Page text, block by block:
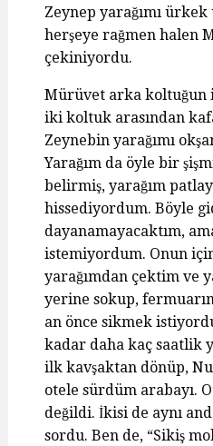
Zeynep yarağımı
herşeye rağmen halen
çekiniyordu.
Mürüvet arka koltuğun
iki koltuk arasından
Zeynebin yarağımı
Yarağım da öyle bir
belirmiş, yarağım
hissediyordum. Böyle
dayanamayacaktım,
istemiyordum. Onun
yarağımdan çektim ve
yerine sokup,
an önce sikmek
kadar daha kaç saatlik
ilk kavşaktan dönüp,
otele sürdüm arabayı.
değildi. İkisi de aynı
sordu. Ben de, “Sikiş